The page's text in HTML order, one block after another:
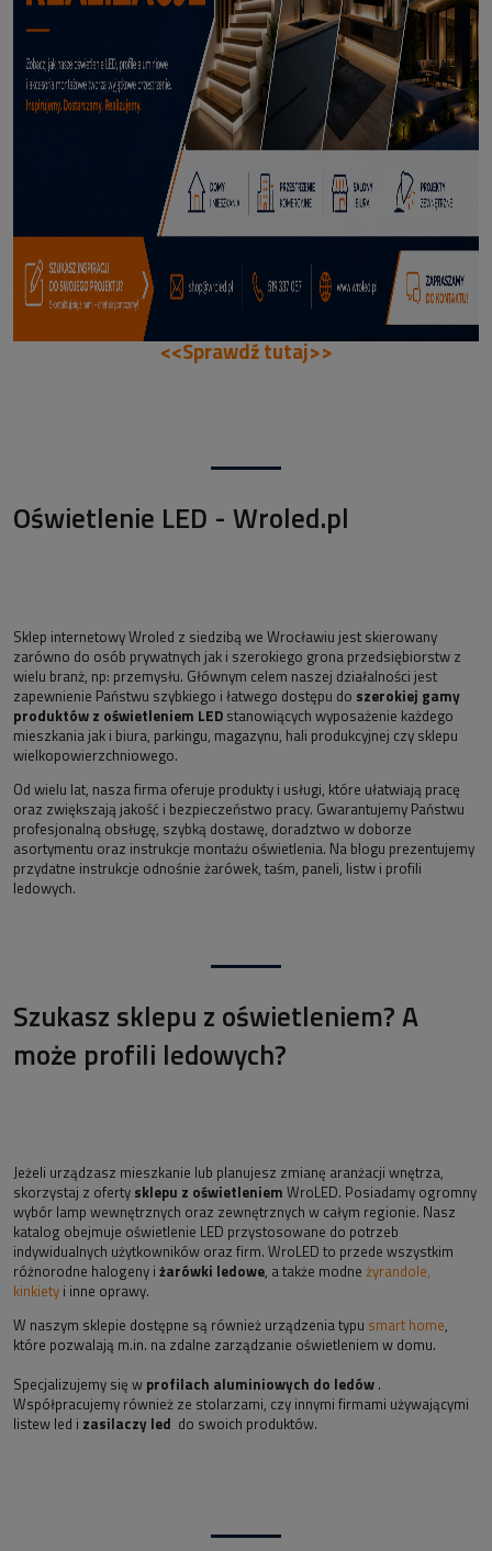
114,50 zł
DODAJ DO KOSZYKA
<<Sprawdź tutaj>>
Oświetlenie LED - Wroled.pl
Sklep internetowy Wroled z siedzibą we Wrocławiu jest skierowany
zarówno do osób prywatnych jak i szerokiego grona przedsiębiorstw z
wielu branż, np: przemysłu. Głównym celem naszej działalności jest
zapewnienie Państwu szybkiego i łatwego dostępu do szerokiej gamy
produktów z oświetleniem LED stanowiących wyposażenie każdego
mieszkania jak i biura, parkingu, magazynu, hali produkcyjnej czy sklepu
wielkopowierzchniowego.
Od wielu lat, nasza firma oferuje produkty i usługi, które ułatwiają pracę
oraz zwiększają jakość i bezpieczeństwo pracy. Gwarantujemy Państwu
profesjonalną obsługę, szybką dostawę, doradztwo w doborze
asortymentu oraz instrukcje montażu oświetlenia. Na blogu prezentujemy
przydatne instrukcje odnośnie żarówek, taśm, paneli, listw i profili
ledowych.
Szukasz sklepu z oświetleniem? A
może profili ledowych?
Jeżeli urządzasz mieszkanie lub planujesz zmianę aranżacji wnętrza,
skorzystaj z oferty sklepu z oświetleniem WroLED. Posiadamy ogromny
wybór lamp wewnętrznych oraz zewnętrznych w całym regionie. Nasz
katalog obejmuje oświetlenie LED przystosowane do potrzeb
indywidualnych użytkowników oraz firm. WroLED to przede wszystkim
różnorodne halogeny i żarówki ledowe, a także modne żyrandole,
kinkiety i inne oprawy.
W naszym sklepie dostępne są również urządzenia typu smart home,
które pozwalają m.in. na zdalne zarządzanie oświetleniem w domu.
Specjalizujemy się w profilach aluminiowych do ledów .
Współpracujemy również ze stolarzami, czy innymi firmami używającymi
listew led i zasilaczy led do swoich produktów.